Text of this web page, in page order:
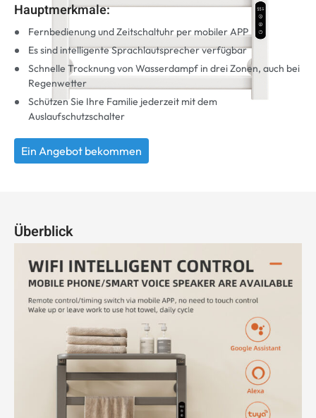
Hauptmerkmale:
Fernbedienung und Zeitschaltuhr per mobiler APP
Es sind intelligente Sprachlautsprecher verfügbar
Schnelle Trocknung von Wasserdampf in drei Zonen, auch bei
Regenwetter
Schützen Sie Ihre Familie jederzeit mit dem
Auslaufschutzschalter
Ein Angebot bekommen
Überblick